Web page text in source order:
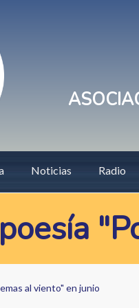
Noticias Radio
al viento" en junio